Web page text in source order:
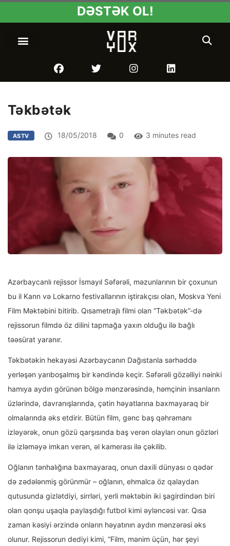
DƏSTƏK OL!
Təkbətək
ASTV 18/05/2018 0 3 minutes read
Azərbaycanlı rejissor İsmayıl Səfərəli, məzunlarının bir çoxunun
bu il Kann və Lokarno festivallarının iştirakçısı olan, Moskva Yeni
Film Məktəbini bitirib. Qısametrajlı filmi olan “Təkbətək”-də
rejissorun filmdə öz dilini tapmağa yaxın olduğu ilə bağlı
təəsürat yaranır.
Təkbətəkin hekayəsi Azərbaycanın Dağıstanla sərhəddə
yerləşən yarıboşalmış bir kəndində keçir. Səfərəli gözəlliyi nəinki
hamıya aydın görünən bölgə mənzərəsində, həmçinin insanların
üzlərində, davranışlarında, çətin həyatlarına baxmayaraq bir
olmalarında əks etdirir. Bütün film, gənc baş qəhrəmanı
izləyərək, onun gözü qarşısında baş verən olayları onun gözləri
ilə izləməyə imkan verən, əl kamerası ilə çəkilib.
Oğlanın tənhalığına baxmayaraq, onun daxili dünyası o qədər
də zədələnmiş görünmür – oğlanın, ehmalca öz qalaydan
qutusunda gizlətdiyi, sirrləri, yerli məktəbin iki şagirdindən biri
olan qonşu uşaqla paylaşdığı futbol kimi əyləncəsi var. Qısa
zaman kəsiyi ərzində onların həyatının aydın mənzərəsi əks
olunur. Rejissorun dediyi kimi, “Film, mənim üçün, hər şeyi